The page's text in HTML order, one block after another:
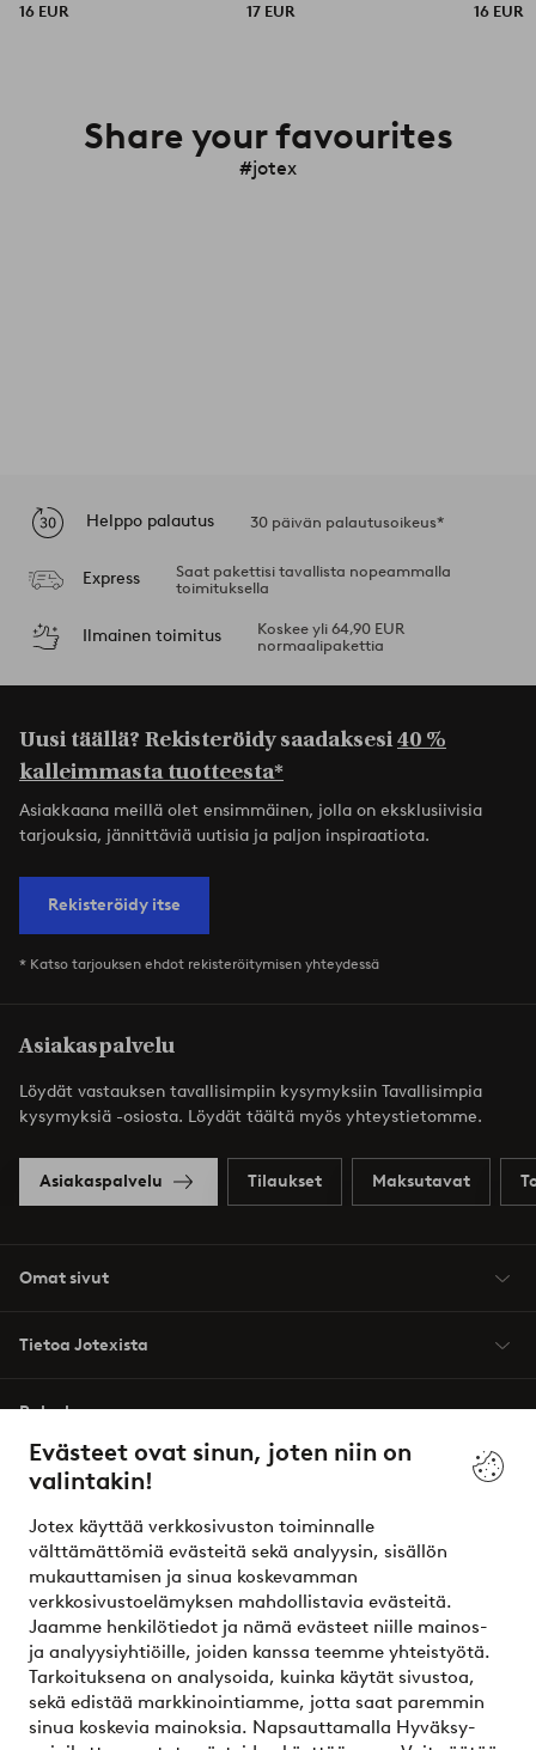
Evästeet ovat sinun, joten niin on
valintakin!
Jotex käyttää verkkosivuston toiminnalle
välttämättömiä evästeitä sekä analyysin, sisällön
mukauttamisen ja sinua koskevamman
verkkosivustoelämyksen mahdollistavia evästeitä.
Jaamme henkilötiedot ja nämä evästeet niille mainos-
ja analyysiyhtiöille, joiden kanssa teemme yhteistyötä.
Tarkoituksena on analysoida, kuinka käytät sivustoa,
sekä edistää markkinointiamme, jotta saat paremmin
sinua koskevia mainoksia. Napsauttamalla Hyväksy-
16 EUR
17 EUR
16 EUR
Share your favourites
#jotex
Helppo palautus 30 päivän palautusoikeus*
Express
Saat pakettisi tavallista nopeammalla
toimituksella
Ilmainen toimitus
Koskee yli 64,90 EUR
normaalipakettia
Uusi täällä? Rekisteröidy saadaksesi40 %
kalleimmasta tuotteesta*
Asiakkaana meillä olet ensimmäinen, jolla on eksklusiivisia
tarjouksia, jännittäviä uutisia ja paljon inspiraatiota.
Rekisteröidy itse
* Katso tarjouksen ehdot rekisteröitymisen yhteydessä
Asiakaspalvelu
Löydät vastauksen tavallisimpiin kysymyksiin Tavallisimpia
kysymyksiä -osiosta. Löydät täältä myös yhteystietomme.
Asiakaspalvelu Tilaukset Maksutavat
Omat sivut
Tietoa Jotexista
Palvelumme
Ehdot
Ystävät
Turvalliset maksut – maksa nyt tai erissä
Haluatko tietää lisää maksuvaihtoehdoistamme?
elpy